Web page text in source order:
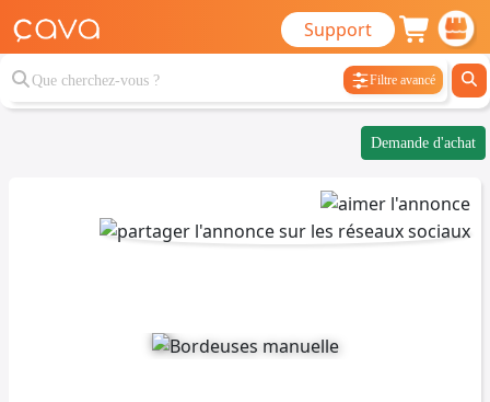
Support
Filtre avancé
Demande d'achat